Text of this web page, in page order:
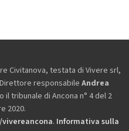
Civitanova, testata di Vivere srl,
responsabile Andrea
il tribunale di Ancona n° 4 del 2
2020.
. Informativa sulla